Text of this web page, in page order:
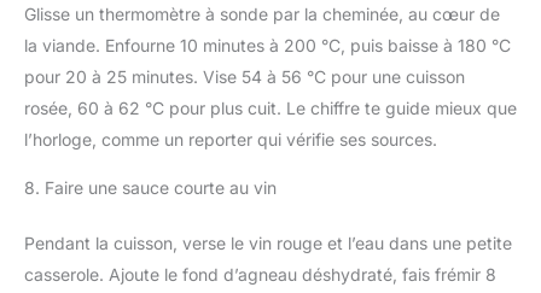
Glisse un thermomètre à sonde par la cheminée, au cœur de
la viande. Enfourne 10 minutes à 200 °C, puis baisse à 180 °C
pour 20 à 25 minutes. Vise 54 à 56 °C pour une cuisson
rosée, 60 à 62 °C pour plus cuit. Le chiffre te guide mieux que
l’horloge, comme un reporter qui vérifie ses sources.
8. Faire une sauce courte au vin
Pendant la cuisson, verse le vin rouge et l’eau dans une petite
casserole. Ajoute le fond d’agneau déshydraté, fais frémir 8